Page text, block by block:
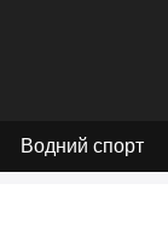
Водний спорт